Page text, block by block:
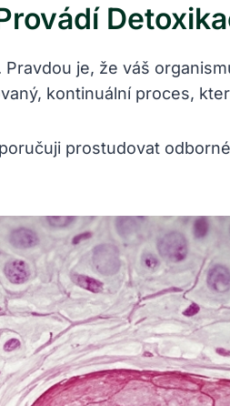
je, že váš
kontinuální proces,
prostudovat